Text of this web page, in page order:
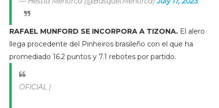
RAFAEL MUNFORD SE INCORPORA A TIZONA. El alero
llega procedente del Pinheiros brasileño con el que ha
promediado 16.2 puntos y 7.1 rebotes por partido.
OFICIAL |